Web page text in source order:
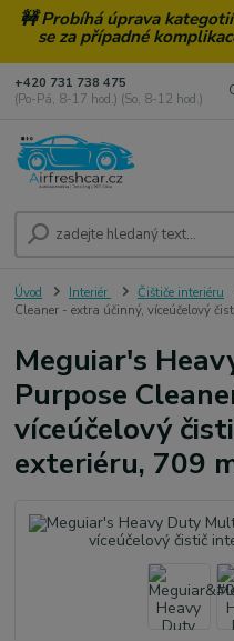
🚧 Probíhá úprava
se za případné
+420 731 738 475
(Po-Pá, 8-17 hod.) (So, 8-12 hod.)
Úvod Interiér Čištiče interiéru
Cleaner - extra účinný, víceúčelový
Meguiar's
Purpose
víceúčelový
exteriéru, 709